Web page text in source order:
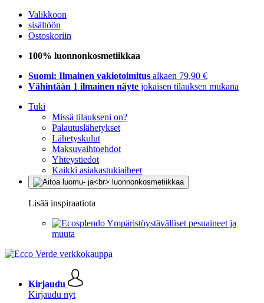
Valikkoon
sisältöön
Ostoskoriin
100% luonnonkosmetiikkaa
Suomi: Ilmainen vakiotoimitus alkaen 79,90 €
Vähintään 1 ilmainen näyte jokaisen tilauksen mukana
Tuki
Missä tilaukseni on?
Palautuslähetykset
Lähetyskulut
Maksuvaihtoehdot
Yhteystiedot
Kaikki asiakastukiaiheet
Lisää inspiraatiota
Ympäristöystävälliset pesuaineet ja
muuta
Kirjaudu
Kirjaudu nyt